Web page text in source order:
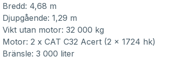
Bredd: 4,68 m
Djupgående: 1,29 m
Vikt utan motor: 32 000 kg
Motor: 2 x CAT C32 Acert (2 x 1724 hk)
Bränsle: 3 000 liter